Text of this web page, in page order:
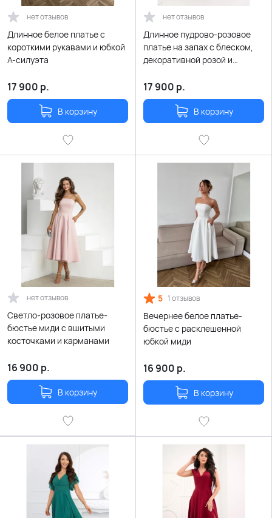
нет отзывов
Длинное белое платье с
короткими рукавами и юбкой
А-силуэта
17 900 р.
В корзину
нет отзывов
Длинное пудрово-розовое
платье на запах с блеском,
декоративной розой и
17 900 р.
В корзину
нет отзывов
Светло-розовое платье-
бюстье миди с вшитыми
косточками и карманами
16 900 р.
В корзину
5 1 отзывов
Вечернее белое платье-
бюстье с расклешенной
юбкой миди
16 900 р.
В корзину